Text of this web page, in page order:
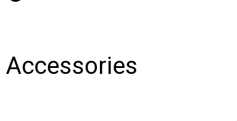
Accessories